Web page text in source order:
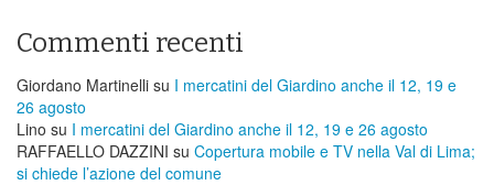
Commenti recenti
Giordano Martinelli su I mercatini del Giardino anche il 12, 19 e
26 agosto
Lino su I mercatini del Giardino anche il 12, 19 e 26 agosto
RAFFAELLO DAZZINI su ​Copertura mobile e TV nella Val di Lima;
si chiede l’azione del comune